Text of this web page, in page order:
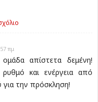
πμ
απίστετα δεμένη!
και ενέργεια από
την πρόσκληση!